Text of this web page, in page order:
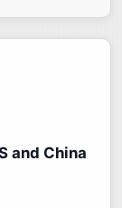
and China